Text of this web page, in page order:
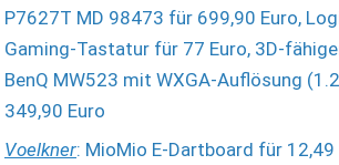
P7627T MD 98473 für 699,90 Euro,
Gaming-Tastatur für 77 Euro, 3D-
BenQ MW523 mit WXGA-Auflösung
349,90 Euro
Voelkner: MioMio E-Dartboard für 12,49